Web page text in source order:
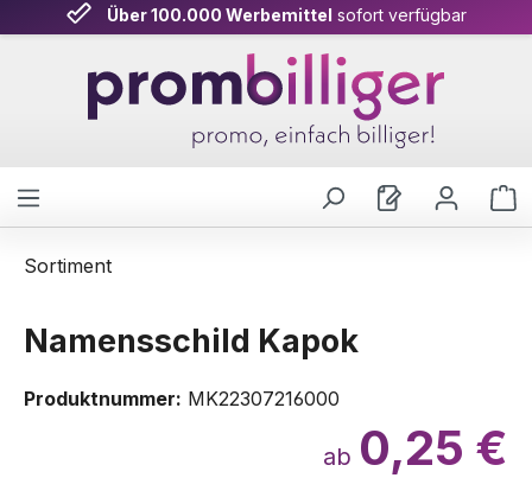
Zum Hauptinhalt springen
Über 100.000 Werbemittel sofort verfügbar
Sortiment
Namensschild Kapok
Produktnummer: MK22307216000
ab 0,25 €